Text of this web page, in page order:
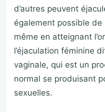
d’autres peuvent
également possible
même en atteignant
l’éjaculation féminine
vaginale, qui est un
normal se produisant
sexuelles.